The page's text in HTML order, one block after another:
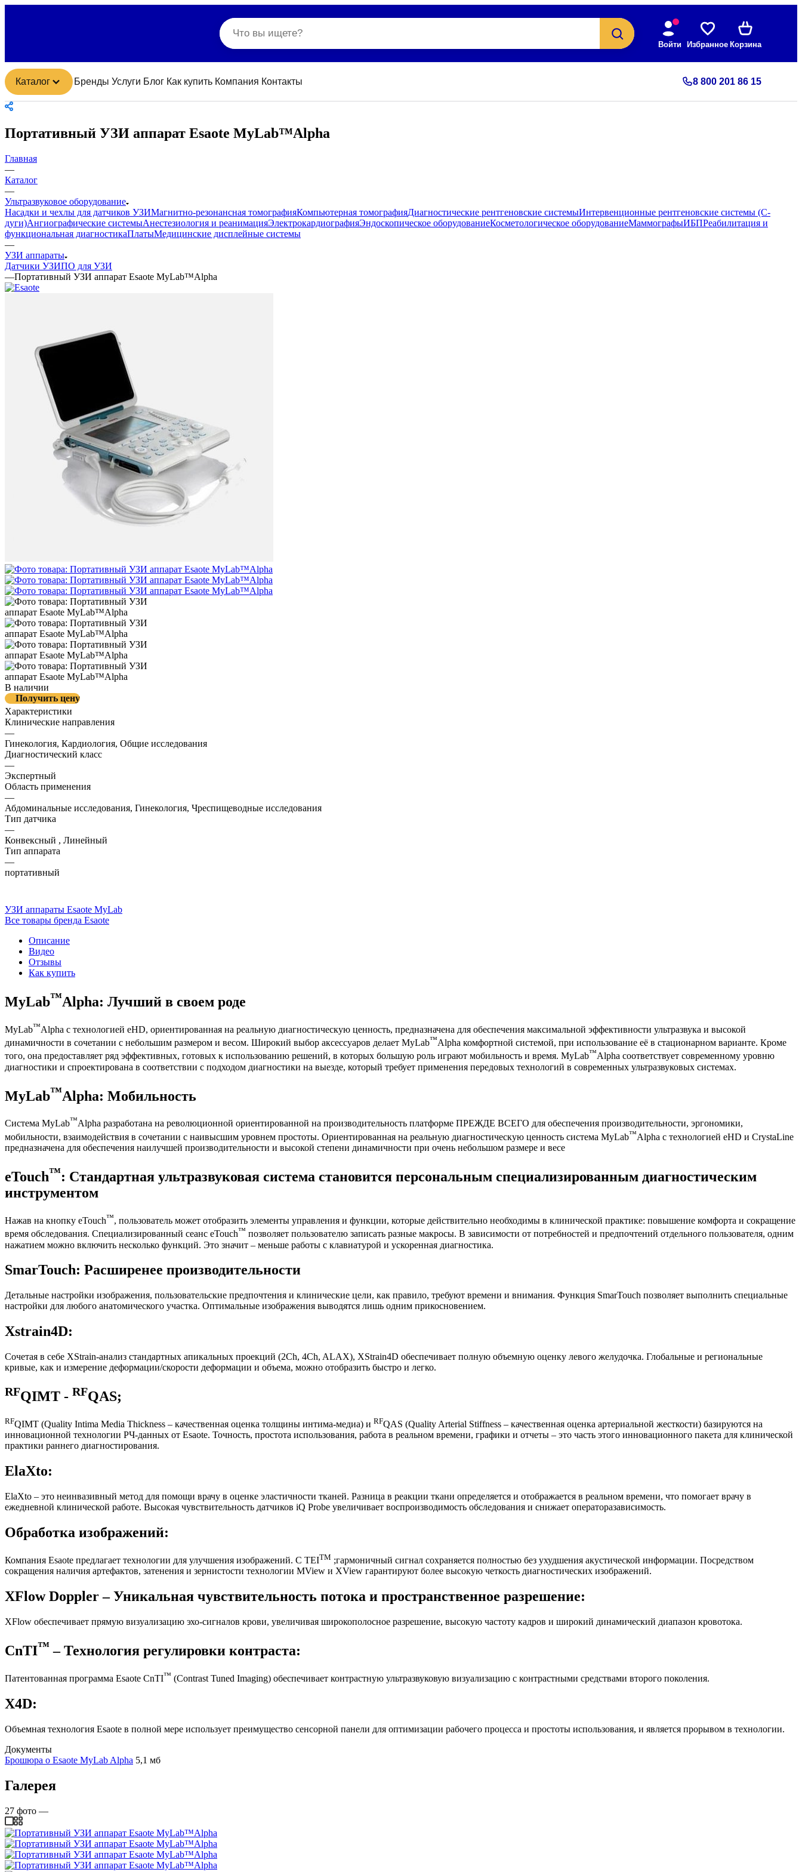
Войти Избранное Корзина
Каталог Бренды Услуги Блог Как купить Компания Контакты 8 800 201 86 15
Портативный УЗИ аппарат Esaote MyLab™Alpha
Главная
—
Каталог
—
Ультразвуковое оборудование
Насадки и чехлы для датчиков УЗИМагнитно-резонансная томографияКомпьютерная томографияДиагностические рентгеновские системыИнтервенционные рентгеновские системы (С-
дуги)Ангиографические системыАнестезиология и реанимацияЭлектрокардиографияЭндоскопическое оборудованиеКосметологическое оборудованиеМаммографыИБПРеабилитация и
функциональная диагностикаПлатыМедицинские дисплейные системы
—
УЗИ аппараты
Датчики УЗИПО для УЗИ
—Портативный УЗИ аппарат Esaote MyLab™Alpha
В наличии
Получить цену
Характеристики
Клинические направления
—
Гинекология, Кардиология, Общие исследования
Диагностический класс
—
Экспертный
Область применения
—
Абдоминальные исследования, Гинекология, Чреспищеводные исследования
Тип датчика
—
Конвексный , Линейный
Тип аппарата
—
портативный
УЗИ аппараты Esaote MyLab
Все товары бренда Esaote
Описание
Видео
Отзывы
Как купить
MyLab™Alpha: Лучший в своем роде
MyLab™Alpha с технологией eHD, ориентированная на реальную диагностическую ценность, предназначена для обеспечения максимальной эффективности ультразвука и высокой
динамичности в сочетании с небольшим размером и весом. Широкий выбор аксессуаров делает MyLab™Alpha комфортной системой, при использование её в стационарном варианте. Кроме
того, она предоставляет ряд эффективных, готовых к использованию решений, в которых большую роль играют мобильность и время. MyLab™Alpha соответствует современному уровню
диагностики и спроектирована в соответствии с подходом диагностики на выезде, который требует применения передовых технологий в современных ультразвуковых системах.
MyLab™Alpha: Мобильность
Система MyLab™Alpha разработана на революционной ориентированной на производительность платформе ПРЕЖДЕ ВСЕГО для обеспечения производительности, эргономики,
мобильности, взаимодействия в сочетании с наивысшим уровнем простоты. Ориентированная на реальную диагностическую ценность система MyLab™Alpha с технологией eHD и CrystaLine
предназначена для обеспечения наилучшей производительности и высокой степени динамичности при очень небольшом размере и весе
eTouch™: Стандартная ультразвуковая система становится персональным специализированным диагностическим
инструментом
Нажав на кнопку eTouch™, пользователь может отобразить элементы управления и функции, которые действительно необходимы в клинической практике: повышение комфорта и сокращение
время обследования. Специализированный сеанс eTouch™ позволяет пользователю записать разные макросы. В зависимости от потребностей и предпочтений отдельного пользователя, одним
нажатием можно включить несколько функций. Это значит – меньше работы с клавиатурой и ускоренная диагностика.
SmarTouch: Расширенее производительности
Детальные настройки изображения, пользовательские предпочтения и клинические цели, как правило, требуют времени и внимания. Функция SmarTouch позволяет выполнить специальные
настройки для любого анатомического участка. Оптимальные изображения выводятся лишь одним прикосновением.
Xstrain4D:
Сочетая в себе XStrain-анализ стандартных апикальных проекций (2Ch, 4Ch, ALAX), XStrain4D обеспечивает полную объемную оценку левого желудочка. Глобальные и региональные
кривые, как и измерение деформации/скорости деформации и объема, можно отобразить быстро и легко.
RFQIMT - RFQAS;
RFQIMT (Quality Intima Media Thickness – качественная оценка толщины интима-медиа) и RFQAS (Quality Arterial Stiffness – качественная оценка артериальной жесткости) базируются на
инновационной технологии РЧ-данных от Esaote. Точность, простота использования, работа в реальном времени, графики и отчеты – это часть этого инновационного пакета для клинической
практики раннего диагностирования.
ElaXto:
ElaXto – это неинвазивный метод для помощи врачу в оценке эластичности тканей. Разница в реакции ткани определяется и отображается в реальном времени, что помогает врачу в
ежедневной клинической работе. Высокая чувствительность датчиков iQ Probe увеличивает воспроизводимость обследования и снижает операторазависимость.
Обработка изображений:
Компания Esaote предлагает технологии для улучшения изображений. С TEITM ;гармоничный сигнал сохраняется полностью без ухудшения акустической информации. Посредством
сокращения наличия артефактов, затенения и зернистости технологии MView и XView гарантируют более высокую четкость диагностических изображений.
XFlow Doppler – Уникальная чувствительность потока и пространственное разрешение:
XFlow обеспечивает прямую визуализацию эхо-сигналов крови, увеличивая широкополосное разрешение, высокую частоту кадров и широкий динамический диапазон кровотока.
CnTI™ – Технология регулировки контраста:
Патентованная программа Esaote CnTI™ (Contrast Tuned Imaging) обеспечивает контрастную ультразвуковую визуализацию с контрастными средствами второго поколения.
X4D:
Объемная технология Esaote в полной мере использует преимущество сенсорной панели для оптимизации рабочего процесса и простоты использования, и является прорывом в технологии.
Документы
Брошюра о Esaote MyLab Alpha 5,1 мб
Галерея
27 фото —